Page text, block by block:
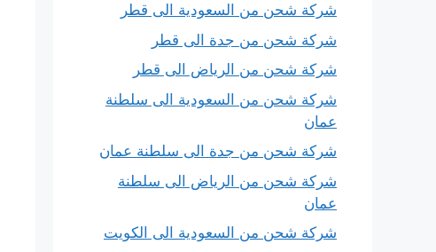
شركة شحن من السعودية الى قطر
شركة شحن من جدة الى قطر
شركة شحن من الرياض الى قطر
شركة شحن من السعودية الى سلطنة
عمان
شركة شحن من جدة الى سلطنة عمان
شركة شحن من الرياض الى سلطنة
عمان
شركة شحن من السعودية الى الكويت